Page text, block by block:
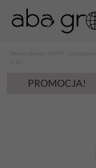
PROMOCJA!